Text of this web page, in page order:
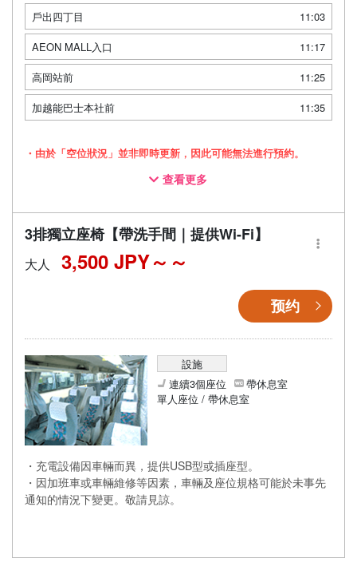
戶出四丁目
11:03
AEON MALL入口
11:17
高岡站前
11:25
加越能巴士本社前
11:35
・由於「空位狀況」並非即時更新，因此可能無法進行預約。
・採用三列獨立座椅車廂，讓您舒適放鬆地旅途
查看更多
3排獨立座椅【帶洗手間｜提供Wi-Fi】
大人 3,500 JPY～
预约
設施
連續3個座位
帶休息室
單人座位 / 帶休息室
・充電設備因車輛而異，提供USB型或插座型。
・因加班車或車輛維修等因素，車輛及座位規格可能於未事先
通知的情況下變更。敬請見諒。